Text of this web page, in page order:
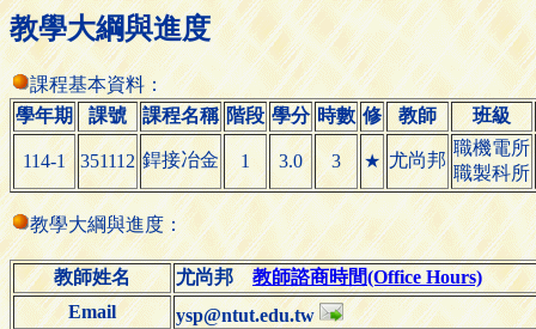
教學大綱與進度
課程基本資料：
學年期
課號 課程名稱 階段 學分 時數 修 教師 班級
114-1 351112 銲接冶金 1 3.0 3 ★ 尤尚邦
職機電所
職製科所
教學大綱與進度：
教師姓名 尤尚邦教師諮商時間(Office Hours)
Email
ysp@ntut.edu.tw